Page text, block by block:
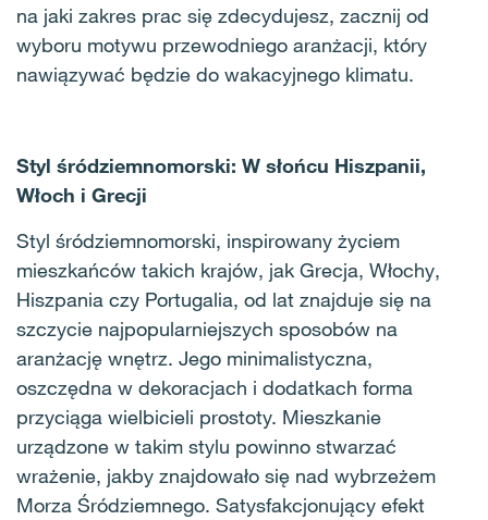
na jaki zakres prac się zdecydujesz, zacznij od
wyboru motywu przewodniego aranżacji, który
nawiązywać będzie do wakacyjnego klimatu.
Styl śródziemnomorski: W słońcu Hiszpanii,
Włoch i Grecji
Styl śródziemnomorski, inspirowany życiem
mieszkańców takich krajów, jak Grecja, Włochy,
Hiszpania czy Portugalia, od lat znajduje się na
szczycie najpopularniejszych sposobów na
aranżację wnętrz. Jego minimalistyczna,
oszczędna w dekoracjach i dodatkach forma
przyciąga wielbicieli prostoty. Mieszkanie
urządzone w takim stylu powinno stwarzać
wrażenie, jakby znajdowało się nad wybrzeżem
Morza Śródziemnego. Satysfakcjonujący efekt